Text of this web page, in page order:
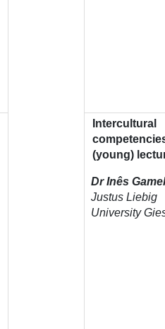
Intercultural
(young)
Dr Inês
Justus Liebig
University